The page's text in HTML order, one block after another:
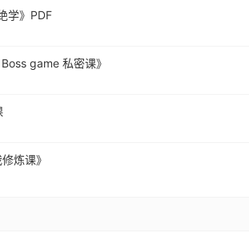
能条‬‎量‮裂炸‬‎绝学》PDF
game 私密课》
炼课》